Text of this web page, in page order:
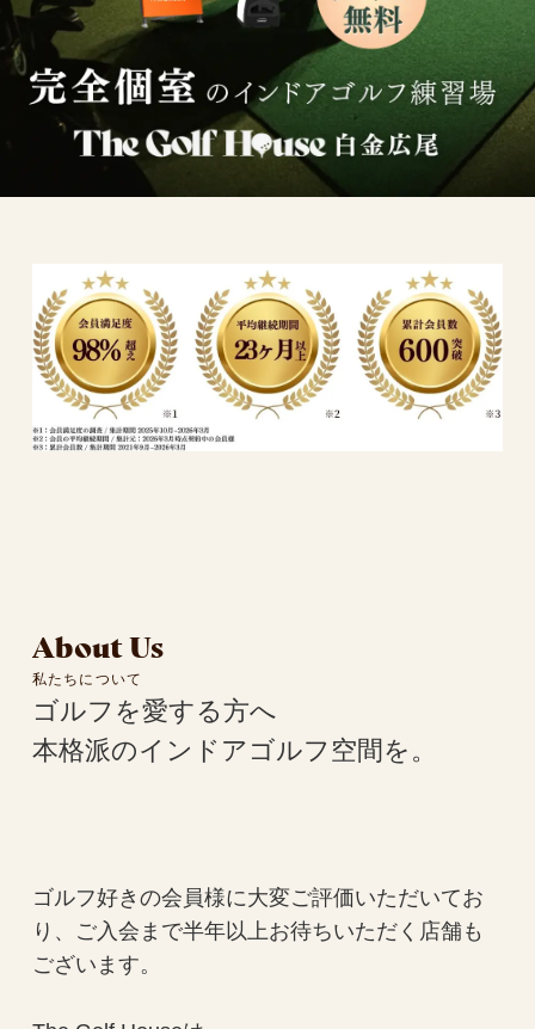
About Us
私たちについて
ゴルフを愛する方へ
本格派のインドアゴルフ空間を。
ゴルフ好きの会員様に大変ご評価いただいてお
り、ご入会まで半年以上お待ちいただく店舗も
ございます。